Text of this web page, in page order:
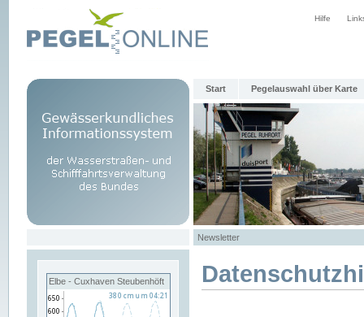
Hilfe
Start Pegelauswahl über Karte
Newsletter
Elbe - Cuxhaven Steubenhöft